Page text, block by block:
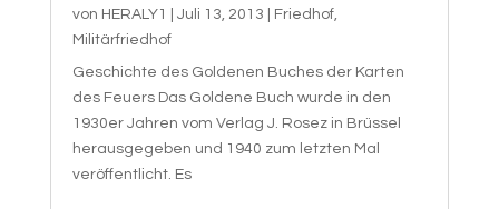
von HERALY1 Juli 13, 2013 Friedhof,
Militärfriedhof
Geschichte des Goldenen Buches der Karten
des Feuers Das Goldene Buch wurde in den
1930er Jahren vom Verlag J. Rosez in Brüssel
herausgegeben und 1940 zum letzten Mal
veröffentlicht. Es